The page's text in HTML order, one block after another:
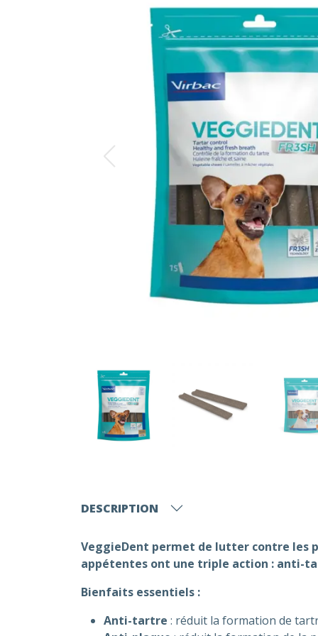
DESCRIPTION
VeggieDent permet de lutter contre les
appétentes ont une triple action : anti-
Bienfaits essentiels :
Anti-tartre : réduit la formation de